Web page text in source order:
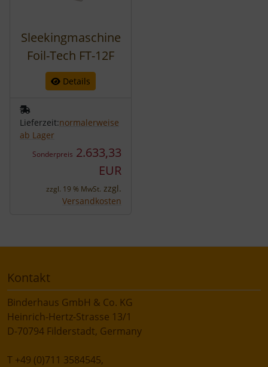
Sleekingmaschine
Foil-Tech FT-12F
Details
Lieferzeit:normalerweise
ab Lager
Sonderpreis 2.633,33
EUR
zzgl. 19 % MwSt. zzgl.
Versandkosten
Kontakt
Binderhaus GmbH & Co. KG
Heinrich-Hertz-Strasse 13/1
D-70794 Filderstadt, Germany
T +49 (0)711 3584545,